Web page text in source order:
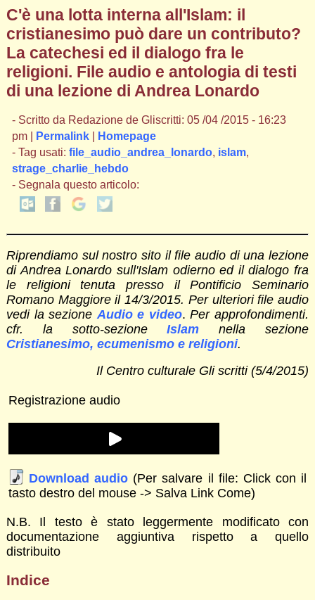
C'è una lotta interna all'Islam: il
cristianesimo può dare un contributo?
La catechesi ed il dialogo fra le
religioni. File audio e antologia di testi
di una lezione di Andrea Lonardo
- Scritto da Redazione de Gliscritti: 05 /04 /2015 - 16:23
pm |
Permalink|
Homepage
- Tag usati: file_audio_andrea_lonardo, islam,
strage_charlie_hebdo
- Segnala questo articolo:
Riprendiamo sul nostro sito il file audio di una lezione
di Andrea Lonardo sull'Islam odierno ed il dialogo fra
le religioni tenuta presso il Pontificio Seminario
Romano Maggiore il 14/3/2015. Per ulteriori file audio
vedi la sezione Audio e video.Per approfondimenti.
cfr. la sotto-sezioneIslam nella sezione
Cristianesimo, ecumenismo e religioni.
Il Centro culturale Gli scritti (5/4/2015)
Registrazione audio
Download audio (Per salvare il file: Click con il
tasto destro del mouse -> Salva Link Come)
N.B. Il testo è stato leggermente modificato con
documentazione aggiuntiva rispetto a quello
distribuito
Indice